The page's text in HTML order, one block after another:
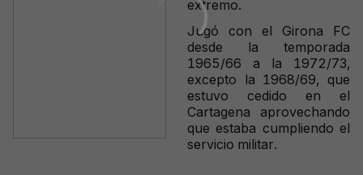
extremo.
Jugó con el Girona FC
desde la temporada
1965/66 a la 1972/73,
excepto la 1968/69, que
estuvo cedido en el
Cartagena aprovechando
que estaba cumpliendo el
servicio militar.